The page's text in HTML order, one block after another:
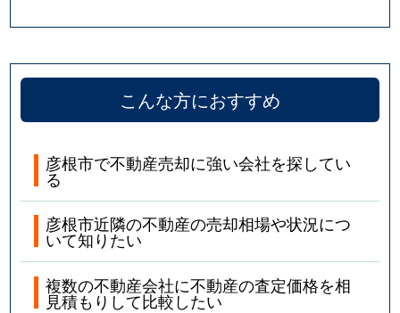
こんな方におすすめ
彦根市で不動産売却に強い会社を探してい
る
彦根市近隣の不動産の売却相場や状況につ
いて知りたい
複数の不動産会社に不動産の査定価格を相
見積もりして比較したい